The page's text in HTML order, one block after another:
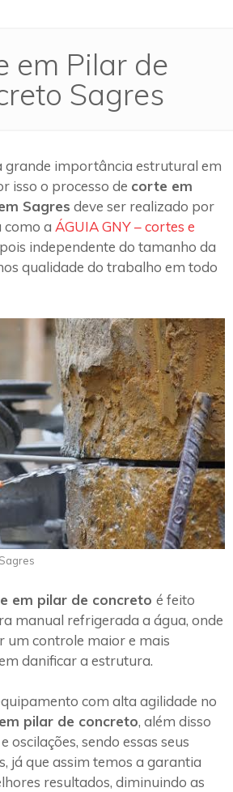
em Pilar de
Sagres
grande importância estrutural em
isso o processo de corte em
Sagres deve ser realizado por
como a ÁGUIA GNY – cortes e
independente do tamanho da
qualidade do trabalho em todo
em pilar de concreto é feito
manual refrigerada a água, onde
um controle maior e mais
danificar a estrutura.
com alta agilidade no
pilar de concreto, além disso
oscilações, sendo essas seus
já que assim temos a garantia
resultados, diminuindo as